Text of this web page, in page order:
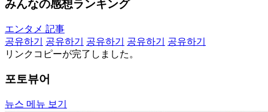
みんなの感想ランキング
エンタメ 記事
공유하기
공유하기 공유하기 공유하기
공유하기
リンクコピーが完了しました。
포토뷰어
뉴스 메뉴 보기